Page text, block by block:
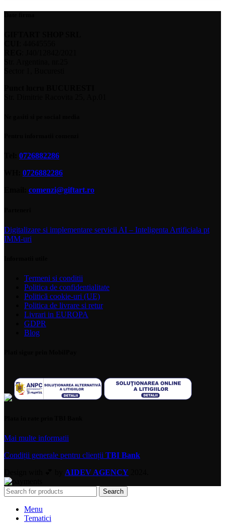
0726882286
0726882286
comenzi@giftart.ro
Digitalizare si implementare servicii AI – Inteligenta Artificiala pt
IMM-uri
Termeni si conditii
Politica de confidentialitate
Politică cookie-uri (UE)
Politica de livrare si retur
Livrari in EUROPA
GDPR
Blog
Mai multe informatii
Condiții generale pentru clienții TBI Bank
AIDEV AGENCY
Search
Menu
Tematici